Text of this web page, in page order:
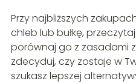
Przy najbliższych
chleb lub bułkę,
porównaj go z zasadami
zdecyduj, czy zostaje w
szukasz lepszej